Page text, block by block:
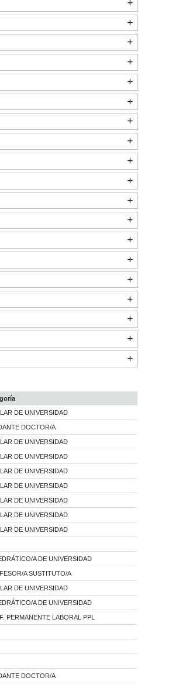
DE UNIVERSIDAD
DOCTOR/A
DE UNIVERSIDAD
DE UNIVERSIDAD
DE UNIVERSIDAD
DE UNIVERSIDAD
DE UNIVERSIDAD
DE UNIVERSIDAD
DE UNIVERSIDAD
A DE UNIVERSIDAD
A SUSTITUTO/A
DE UNIVERSIDAD
A DE UNIVERSIDAD
PERMANENTE LABORAL PPL
DOCTOR/A